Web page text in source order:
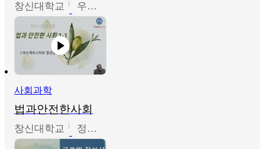
창신대학교 우미옥,오윤경,박선이
사회과학
법과안전한사회
창신대학교 정연균